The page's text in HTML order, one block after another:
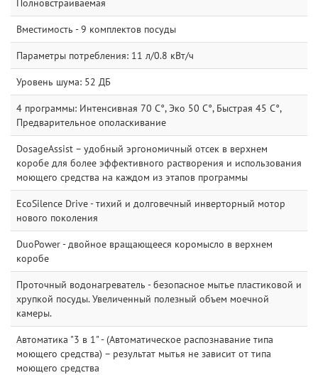
Вместимость - 9 комплектов посуды
Параметры потребления: 11 л/0.8 кВт/ч
Уровень шума: 52 ДБ
4 программы: Интенсивная 70 C°, Эко 50 C°, Быстрая 45 C°,
Предварительное ополаскивание
DosageAssist – удобный эргономичный отсек в верхнем
коробе для более эффективного растворения и использования
моющего средства на каждом из этапов программы
EcoSilence Drive - тихий и долговечный инверторный мотор
нового поколения
DuoPower - двойное вращающееся коромысло в верхнем
коробе
Проточный водонагреватель - безопасное мытье пластиковой и
хрупкой посуды. Увеличенный полезный объем моечной
камеры.
Автоматика "3 в 1" - (Автоматическое распознавание типа
моющего средства) – результат мытья не зависит от типа
моющего средства